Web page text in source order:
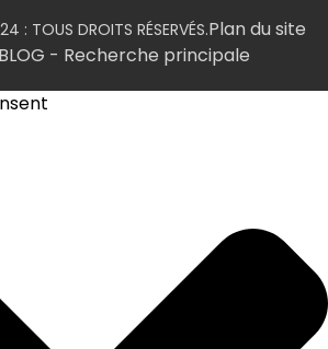
: TOUS DROITS RÉSERVÉS.Plan du site
- Recherche principale